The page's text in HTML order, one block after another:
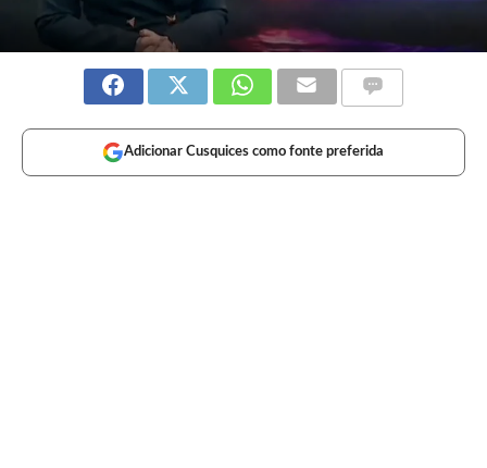
Adicionar Cusquices como fonte preferida